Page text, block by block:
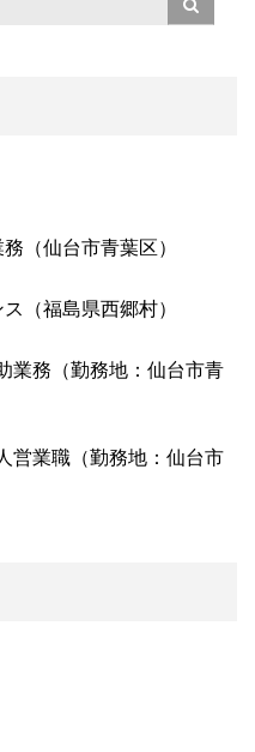
（仙台市青葉区）
（福島県西郷村）
業務（勤務地：仙台市青
営業職（勤務地：仙台市